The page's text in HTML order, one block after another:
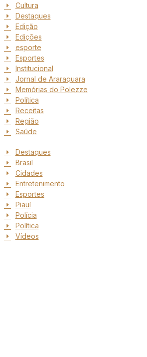
Cultura
Destaques
Edição
Edições
esporte
Esportes
Institucional
Jornal de Araraquara
Memórias do Polezze
Política
Receitas
Região
Saúde
Destaques
Brasil
Cidades
Entretenimento
Esportes
Piauí
Polícia
Política
Vídeos